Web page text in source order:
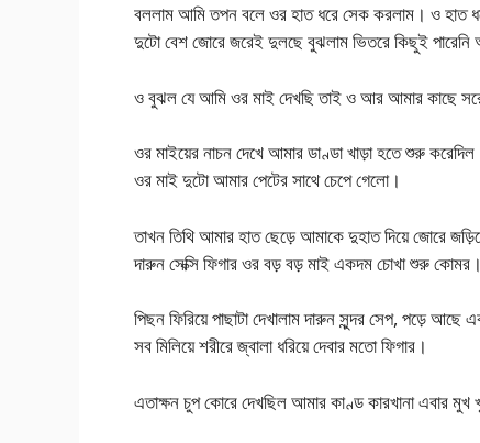
বললাম আমি তপন বলে ওর হাত ধরে সেক করলাম। ও হাত
দুটো বেশ জোরে জরেই দুলছে বুঝলাম ভিতরে কিছুই
ও বুঝল যে আমি ওর মাই দেখছি তাই ও আর আমার কাছে
ওর মাইয়ের নাচন দেখে আমার ডাণ্ডা খাড়া হতে শুরু
ওর মাই দুটো আমার পেটের সাথে চেপে গেলো।
তাখন তিথি আমার হাত ছেড়ে আমাকে দুহাত দিয়ে জোরে
দারুন সেক্সি ফিগার ওর বড় বড় মাই একদম চোখা শুরু কোমর।
পিছন ফিরিয়ে পাছাটা দেখালাম দারুন সুন্দর সেপ, পড়ে
সব মিলিয়ে শরীরে জ্বালা ধরিয়ে দেবার মতো ফিগার।
এতাক্ষন চুপ কোরে দেখছিল আমার কাণ্ড কারখানা এবার